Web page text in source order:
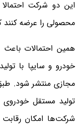
این دو شرکت
محصولی را عرضه کنند
همین احتمالات باعث
خودرو و سایپا با
مجازی منتشر شود.
تولید مستقل خودروی
شرکت‌ها امکان